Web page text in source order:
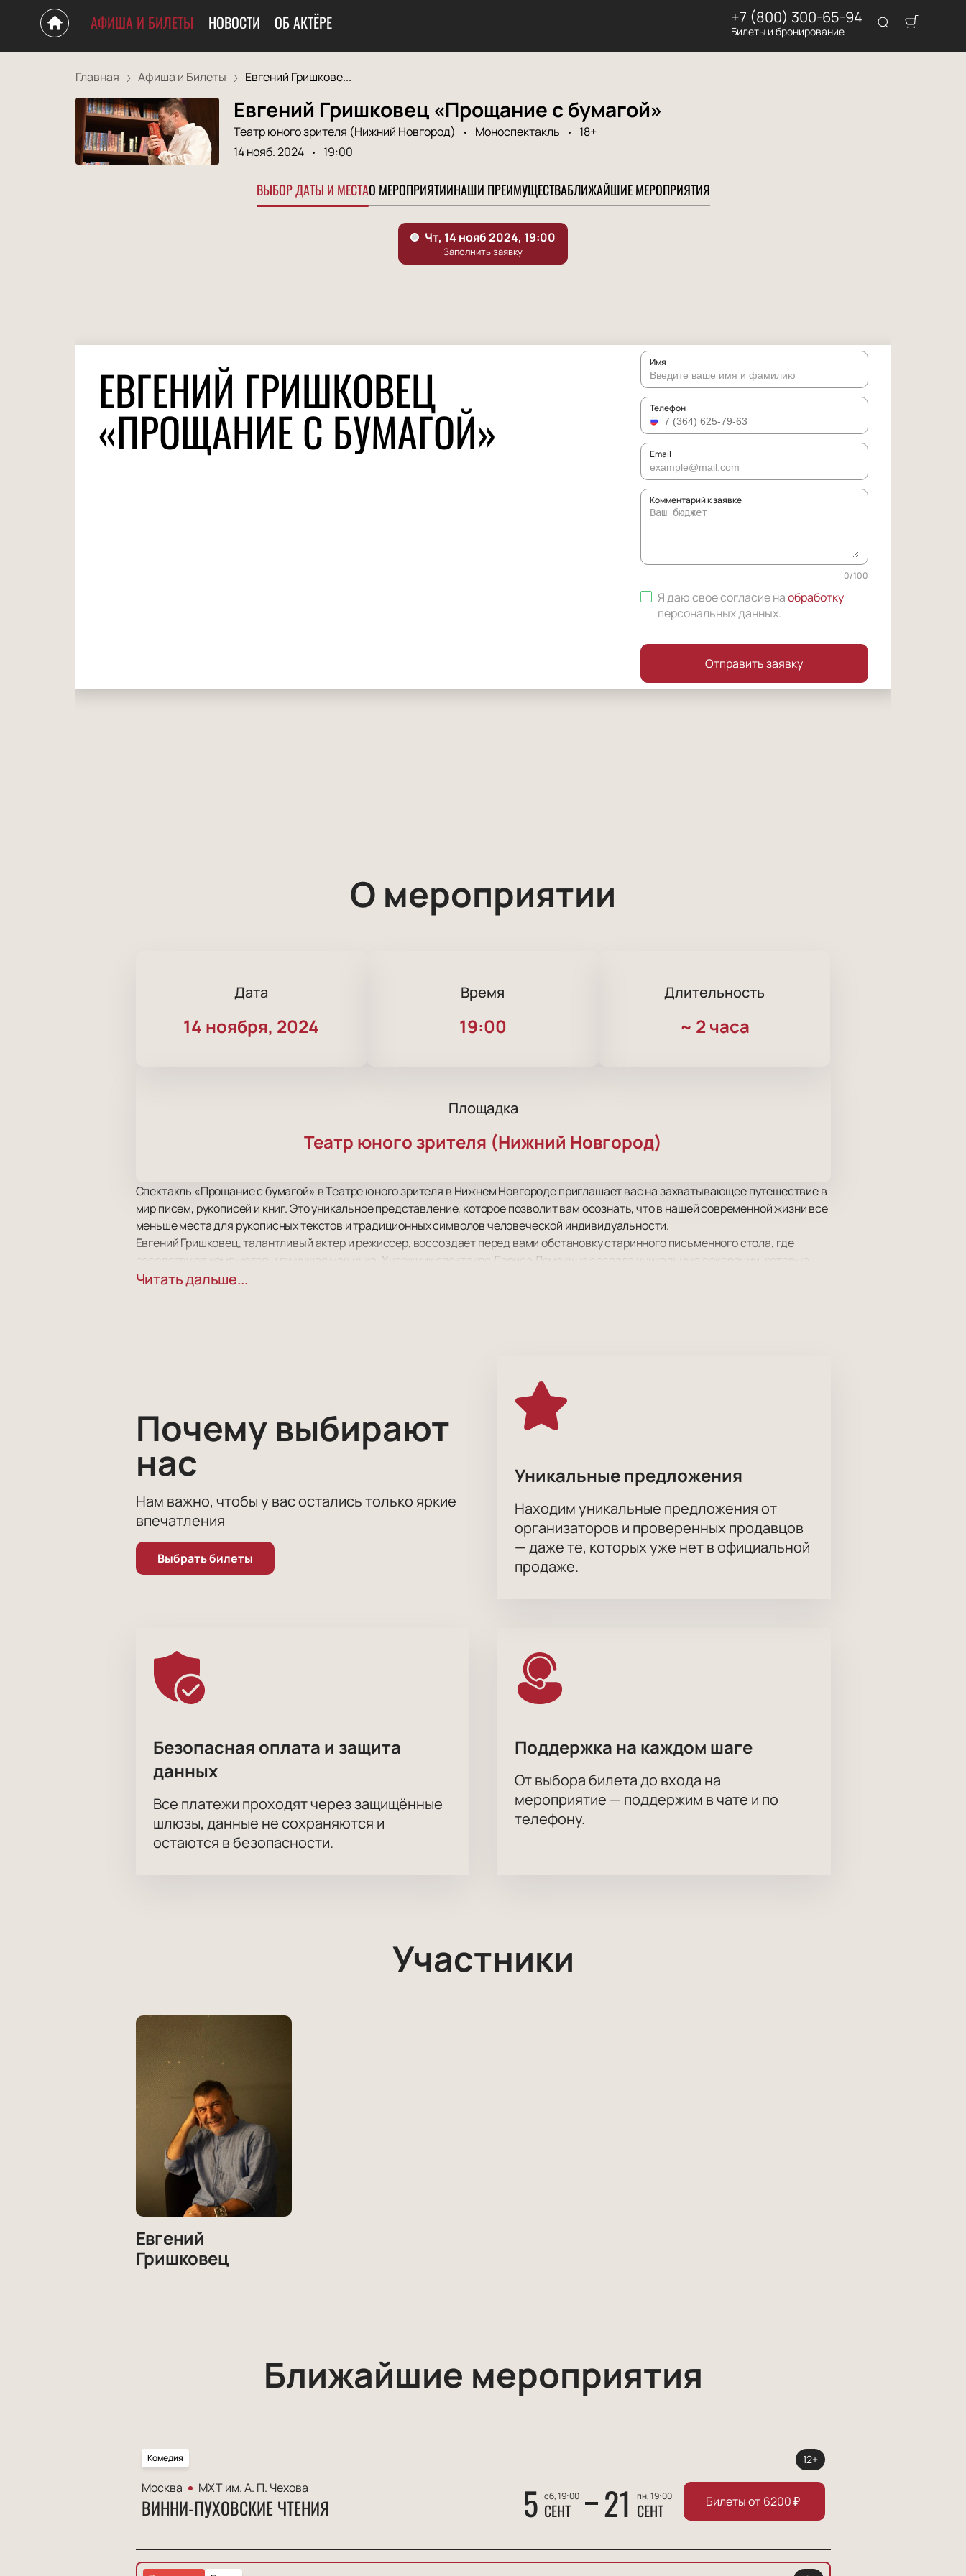
АФИША И БИЛЕТЫ НОВОСТИ ОБ АКТЁРЕ +7 (800) 300-65-94
Билеты и бронирование
Главная Афиша и Билеты Евгений Гришкове...
Евгений Гришковец «Прощание с бумагой»
Театр юного зрителя (Нижний Новгород) Моноспектакль
18+
14 нояб. 2024
19:00
ВЫБОР ДАТЫ И МЕСТАО МЕРОПРИЯТИИНАШИ ПРЕИМУЩЕСТВАБЛИЖАЙШИЕ МЕРОПРИЯТИЯ
ЕВГЕНИЙ ГРИШКОВЕЦ
«ПРОЩАНИЕ С БУМАГОЙ»
Имя
Телефон
Email
Комментарий к заявке
0/100
Я даю свое согласие наобработку
персональных данных.
Отправить заявку
О мероприятии
Дата
14 ноября, 2024
Время
19:00
Длительность
~ 2 часа
Площадка
Театр юного зрителя (Нижний Новгород)
Спектакль «Прощание с бумагой» в Театре юного зрителя в Нижнем Новгороде приглашает вас на захватывающее путешествие в
мир писем, рукописей и книг. Это уникальное представление, которое позволит вам осознать, что в нашей современной жизни все
меньше места для рукописных текстов и традиционных символов человеческой индивидуальности.
Евгений Гришковец, талантливый актер и режиссер, воссоздает перед вами обстановку старинного письменного стола, где
соседствуют компьютер и пишущая машинка. Художник спектакля Лариса Ломакина создала уникальные декорации, которые
переносят зрителей в березовую рощу, книжный шкаф или коридор с кучей бумаги.
Читать дальше...
Почему выбирают
нас
Нам важно, чтобы у вас остались только яркие
впечатления
Выбрать билеты
Уникальные предложения
Находим уникальные предложения от
организаторов и проверенных продавцов
— даже те, которых уже нет в официальной
продаже.
Безопасная оплата и защита
данных
Все платежи проходят через защищённые
шлюзы, данные не сохраняются и
остаются в безопасности.
Поддержка на каждом шаге
От выбора билета до входа на
мероприятие — поддержим в чате и по
телефону.
Участники
Евгений
Гришковец
Ближайшие мероприятия
Комедия
Москва МХТ им. А. П. Чехова
ВИННИ-ПУХОВСКИЕ ЧТЕНИЯ 5 сб, 19:00
СЕНТ 21 пн, 19:00
СЕНТ
12+
Билеты от 6200₽